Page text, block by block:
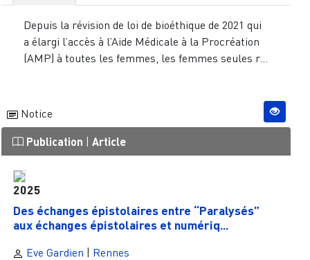
Depuis la révision de loi de bioéthique de 2021 qui
a élargi l’accès à l’Aide Médicale à la Procréation
(AMP) à toutes les femmes, les femmes seules r...
Notice
Publication Article
2025
Des échanges épistolaires entre “Paralysés”
aux échanges épistolaires et numériq...
Eve Gardien | Rennes